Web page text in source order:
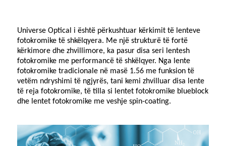
Universe Optical i është përkushtuar kërkimit të lenteve
fotokromike të shkëlqyera. Me një strukturë të fortë
kërkimore dhe zhvillimore, ka pasur disa seri lentesh
fotokromike me performancë të shkëlqyer. Nga lente
fotokromike tradicionale në masë 1.56 me funksion të
vetëm ndryshimi të ngjyrës, tani kemi zhvilluar disa lente
të reja fotokromike, të tilla si lentet fotokromike blueblock
dhe lentet fotokromike me veshje spin-coating.